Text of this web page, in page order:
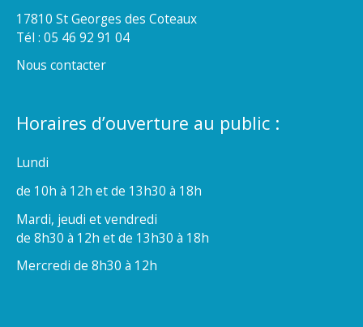
17810 St Georges des Coteaux
Tél : 05 46 92 91 04
Nous contacter
Horaires d’ouverture au public :
Lundi
de 10h à 12h et de 13h30 à 18h
Mardi, jeudi et vendredi
de 8h30 à 12h et de 13h30 à 18h
Mercredi de 8h30 à 12h